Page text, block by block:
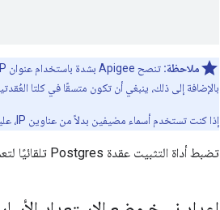
ملاحظة: تنصح Apigee بشدة باستخدام عنوان IP. بدلاً من أسماء المضيفين في
بالإضافة إلى ذلك، ينبغي أن تكون متسقًا في كلتا
إذا كنت تستخدم أسماء مضيفين بدلاً من عناوين IP، عليك التأكد من أنّ المضيف يتم حل الأسماء بشكل صحيح باستخدام نظام أسماء النطاقات.
تضبط أداة التثبيت عقدة Postgres تلقائيًا لتعمل في وضع الاستعداد الأساسي. مع النسخ المماثل.